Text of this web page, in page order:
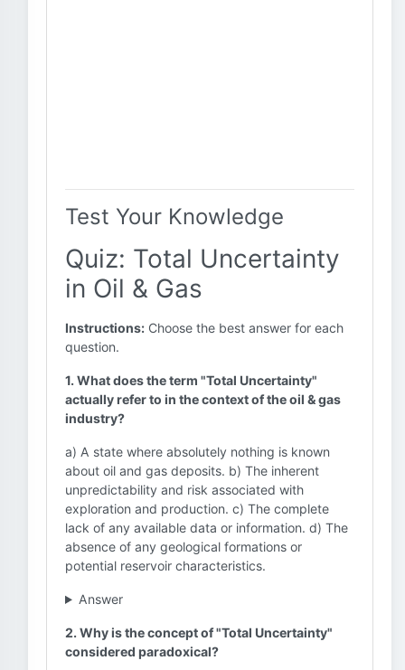
Test Your Knowledge
Quiz: Total Uncertainty
in Oil & Gas
Instructions: Choose the best answer for each
question.
1. What does the term "Total Uncertainty"
actually refer to in the context of the oil & gas
industry?
a) A state where absolutely nothing is known
about oil and gas deposits. b) The inherent
unpredictability and risk associated with
exploration and production. c) The complete
lack of any available data or information. d) The
absence of any geological formations or
potential reservoir characteristics.
Answer
2. Why is the concept of "Total Uncertainty"
considered paradoxical?